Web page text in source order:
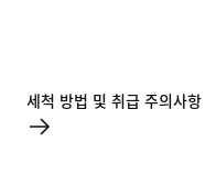
세척 방법 및 취급 주의사항